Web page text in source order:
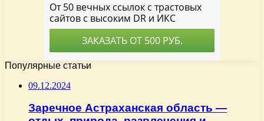
Популярные статьи
09.12.2024
Заречное Астраханская область —